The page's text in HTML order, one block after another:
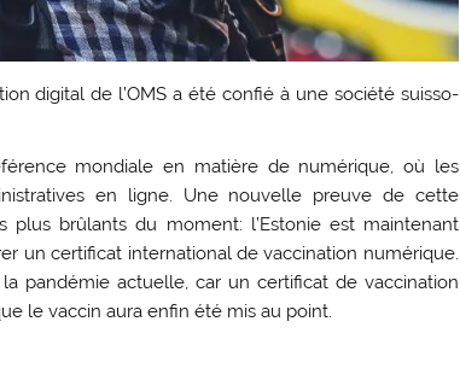
digital de l’OMS a été confié à une société suisso-
mondiale en matière de numérique, où les
en ligne. Une nouvelle preuve de cette
brûlants du moment: l’Estonie est maintenant
un certificat international de vaccination numérique.
pandémie actuelle, car un certificat de vaccination
le vaccin aura enfin été mis au point.